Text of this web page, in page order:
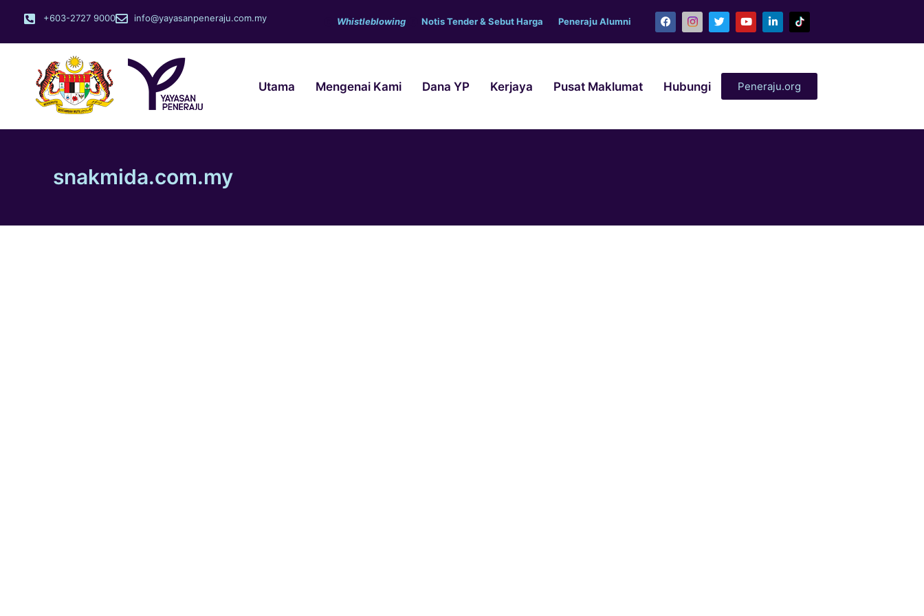
+603-2727 9000 info@yayasanpeneraju.com.my Whistleblowing Notis Tender & Sebut Harga Peneraju Alumni
Utama Mengenai Kami Dana YP Kerjaya Pusat Maklumat Hubungi Peneraju.org
snakmida.com.my